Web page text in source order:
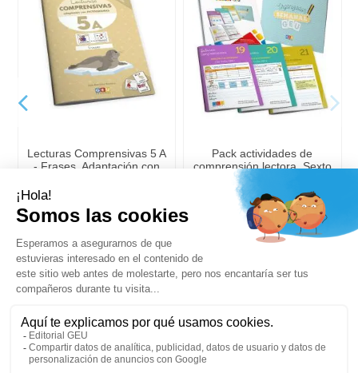
Añadir a la cesta
Lecturas Comprensivas 5 A
- Frases. Adaptación con
Añadir a la cesta
Pack actividades de
comprensión lectora, Sexto
de primaria
29,88 €31,45 €
Añadir a la cesta
Tu cuenta